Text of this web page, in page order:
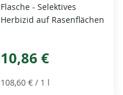
Flasche - Selektives
Herbizid auf Rasenflächen
10,86 €
108,60 € / 1 l